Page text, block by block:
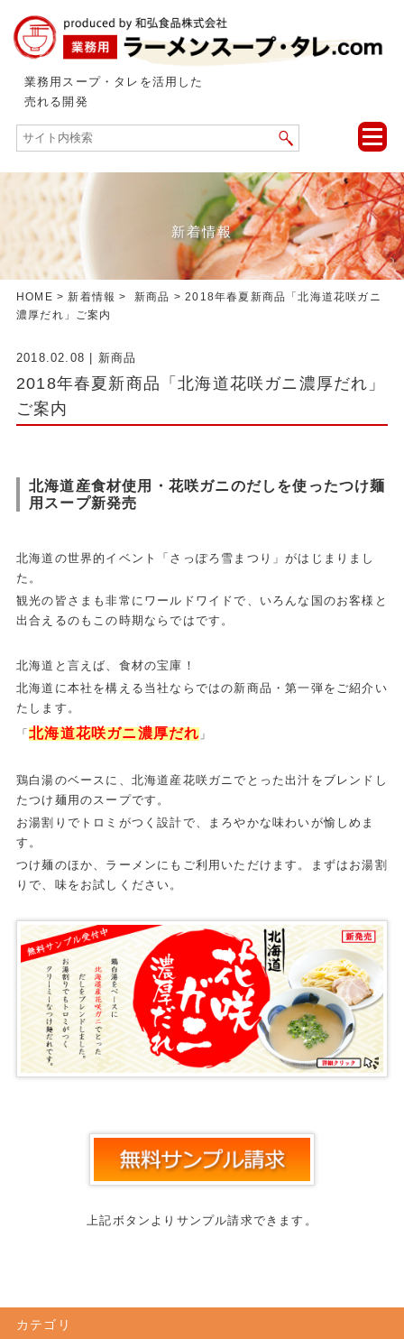
業務用スープ・タレを活用した
売れる開発
toggle
新着情報
HOME >新着情報 > 新商品 > 2018年春夏新商品「北海道花咲ガニ
濃厚だれ」ご案内
2018.02.08 | 新商品
2018年春夏新商品「北海道花咲ガニ濃厚だれ」
ご案内
北海道産食材使用・花咲ガニのだしを使ったつけ麺
用スープ新発売
北海道の世界的イベント「さっぽろ雪まつり」がはじまりまし
た。
観光の皆さまも非常にワールドワイドで、いろんな国のお客様と
出合えるのもこの時期ならではです。
北海道と言えば、食材の宝庫！
北海道に本社を構える当社ならではの新商品・第一弾をご紹介い
たします。
「北海道花咲ガニ濃厚だれ 」
鶏白湯のベースに、北海道産花咲ガニでとった出汁をブレンドし
たつけ麺用のスープです。
お湯割りでトロミがつく設計で、まろやかな味わいが愉しめま
す。
つけ麺のほか、ラーメンにもご利用いただけます。まずはお湯割
りで、味をお試しください。
上記ボタンよりサンプル請求できます。
カテゴリ